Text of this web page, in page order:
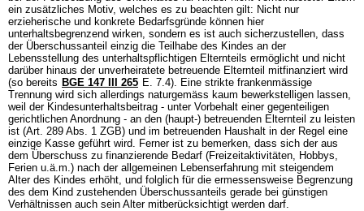
ein zusätzliches Motiv, welches es zu beachten gilt: Nicht nur
erzieherische und konkrete Bedarfsgründe können hier
unterhaltsbegrenzend wirken, sondern es ist auch sicherzustellen, dass
der Überschussanteil einzig die Teilhabe des Kindes an der
Lebensstellung des unterhaltspflichtigen Elternteils ermöglicht und nicht
darüber hinaus der unverheiratete betreuende Elternteil mitfinanziert wird
(so bereits BGE 147 III 265 E. 7.4). Eine strikte frankenmässige
Trennung wird sich allerdings naturgemäss kaum bewerkstelligen lassen,
weil der Kindesunterhaltsbeitrag - unter Vorbehalt einer gegenteiligen
gerichtlichen Anordnung - an den (haupt-) betreuenden Elternteil zu leisten
ist (Art. 289 Abs. 1 ZGB) und im betreuenden Haushalt in der Regel eine
einzige Kasse geführt wird. Ferner ist zu bemerken, dass sich der aus
dem Überschuss zu finanzierende Bedarf (Freizeitaktivitäten, Hobbys,
Ferien u.ä.m.) nach der allgemeinen Lebenserfahrung mit steigendem
Alter des Kindes erhöht, und folglich für die ermessensweise Begrenzung
des dem Kind zustehenden Überschussanteils gerade bei günstigen
Verhältnissen auch sein Alter mitberücksichtigt werden darf.